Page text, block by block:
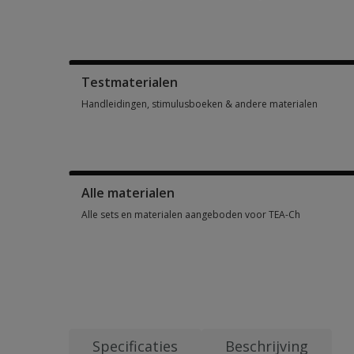
Testmaterialen
Handleidingen, stimulusboeken & andere materialen
Alle materialen
Alle sets en materialen aangeboden voor TEA-Ch
Specificaties Beschrijving